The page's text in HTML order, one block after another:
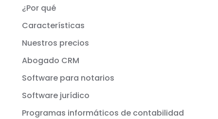
¿Por qué
Características
Nuestros precios
Abogado CRM
Software para notarios
Software jurídico
Programas informáticos de contabilidad